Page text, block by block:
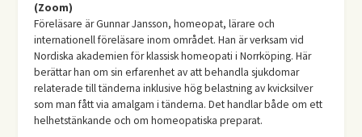
(Zoom)
Föreläsare är Gunnar Jansson, homeopat, lärare och
internationell föreläsare inom området. Han är verksam vid
Nordiska akademien för klassisk homeopati i Norrköping. Här
berättar han om sin erfarenhet av att behandla sjukdomar
relaterade till tänderna inklusive hög belastning av kvicksilver
som man fått via amalgam i tänderna. Det handlar både om ett
helhetstänkande och om homeopatiska preparat.